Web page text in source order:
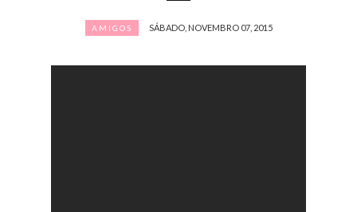
AMIGOS SÁBADO, NOVEMBRO 07, 2015